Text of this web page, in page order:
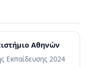
Αθηνών
Εκπαίδευσης 2024